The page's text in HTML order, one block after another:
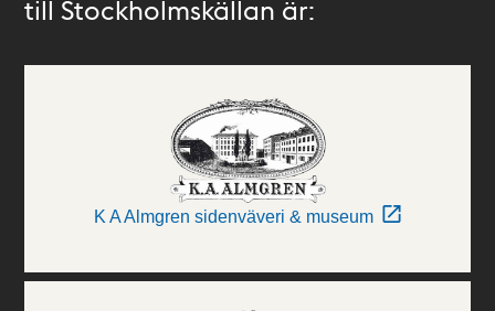
till Stockholmskällan är:
K A Almgren sidenväveri & museum